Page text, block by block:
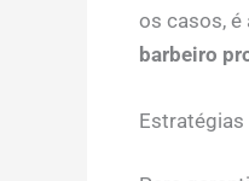
os casos, é
barbeiro
Estratégias